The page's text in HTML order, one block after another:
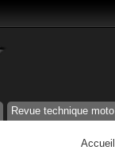
Revue technique moto
Accueil